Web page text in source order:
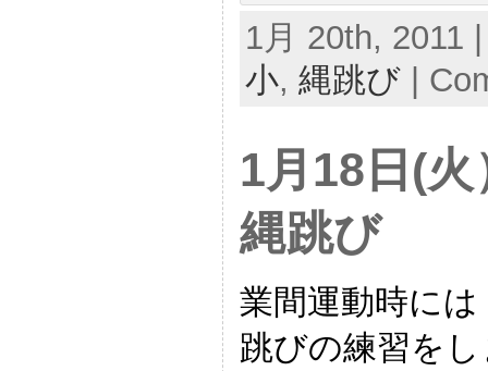
1月 20th, 2011
小, 縄跳び|
1月18日(
縄跳び
業間運動時に
跳びの練習を